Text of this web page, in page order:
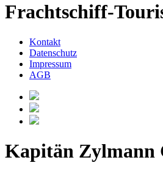
Frachtschiff-
Kontakt
Datenschutz
Impressum
AGB
Kapitän Zylmann